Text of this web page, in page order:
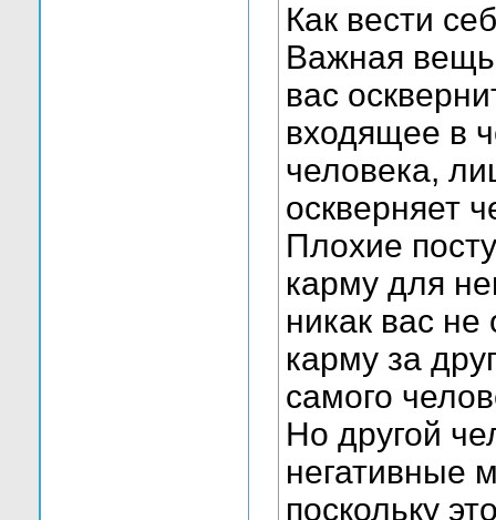
Как вести
Важная вещь
вас
входящее в
человека,
оскверняет
Плохие
карму для
никак вас не
карму за
самого
Но другой
негативные
поскольку